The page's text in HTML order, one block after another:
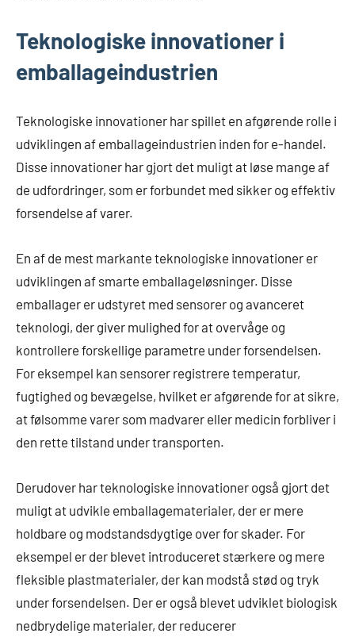
Teknologiske innovationer i
emballageindustrien
Teknologiske innovationer har spillet en afgørende rolle i
udviklingen af emballageindustrien inden for e-handel.
Disse innovationer har gjort det muligt at løse mange af
de udfordringer, som er forbundet med sikker og effektiv
forsendelse af varer.
En af de mest markante teknologiske innovationer er
udviklingen af smarte emballageløsninger. Disse
emballager er udstyret med sensorer og avanceret
teknologi, der giver mulighed for at overvåge og
kontrollere forskellige parametre under forsendelsen.
For eksempel kan sensorer registrere temperatur,
fugtighed og bevægelse, hvilket er afgørende for at sikre,
at følsomme varer som madvarer eller medicin forbliver i
den rette tilstand under transporten.
Derudover har teknologiske innovationer også gjort det
muligt at udvikle emballagematerialer, der er mere
holdbare og modstandsdygtige over for skader. For
eksempel er der blevet introduceret stærkere og mere
fleksible plastmaterialer, der kan modstå stød og tryk
under forsendelsen. Der er også blevet udviklet biologisk
nedbrydelige materialer, der reducerer